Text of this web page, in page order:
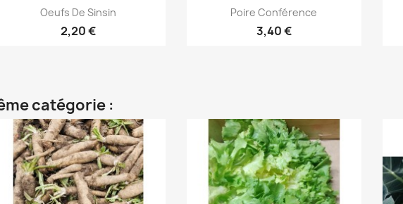
Aperçu rapide
Oeufs De Sinsin
2,20 €
Aperçu rapide
Poire Conférence
3,40 €
catégorie :